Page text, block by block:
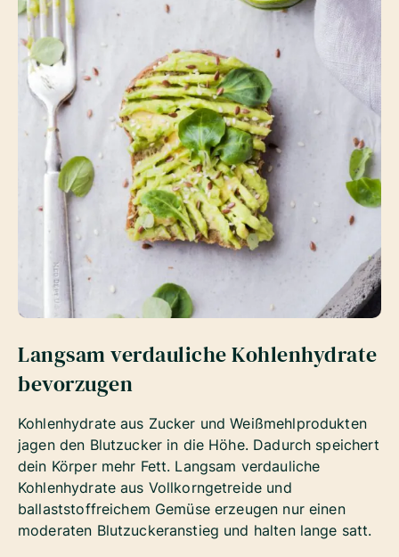
Langsam verdauliche Kohlenhydrate
bevorzugen
Kohlenhydrate aus Zucker und Weißmehlprodukten
jagen den Blutzucker in die Höhe. Dadurch speichert
dein Körper mehr Fett. Langsam verdauliche
Kohlenhydrate aus Vollkorngetreide und
ballaststoffreichem Gemüse erzeugen nur einen
moderaten Blutzuckeranstieg und halten lange satt.